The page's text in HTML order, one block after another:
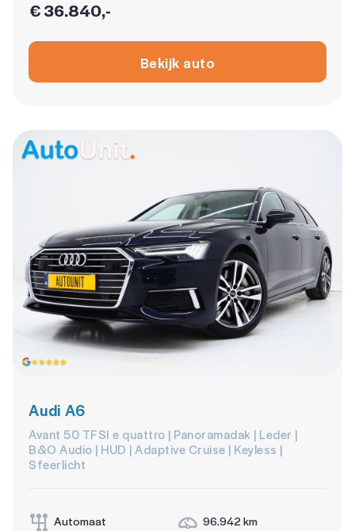
€ 36.840,-
Bekijk auto
Audi A6
Avant 50 TFSI e quattro | Panoramadak | Leder |
B&O Audio | HUD | Adaptive Cruise | Keyless |
Sfeerlicht
Automaat 96.942 km